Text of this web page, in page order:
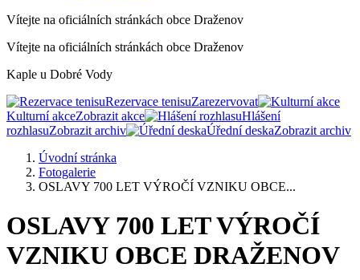
Vítejte na oficiálních stránkách obce Draženov
Vítejte na oficiálních stránkách obce Draženov
Kaple u Dobré Vody
Rezervace tenisuZarezervovat
Kulturní akceZobrazit akce
Hlášení
rozhlasuZobrazit archiv Úřední deskaZobrazit archiv
Úvodní stránka
Fotogalerie
OSLAVY 700 LET VÝROČÍ VZNIKU OBCE...
OSLAVY 700 LET VÝROČÍ
VZNIKU OBCE DRAŽENOV